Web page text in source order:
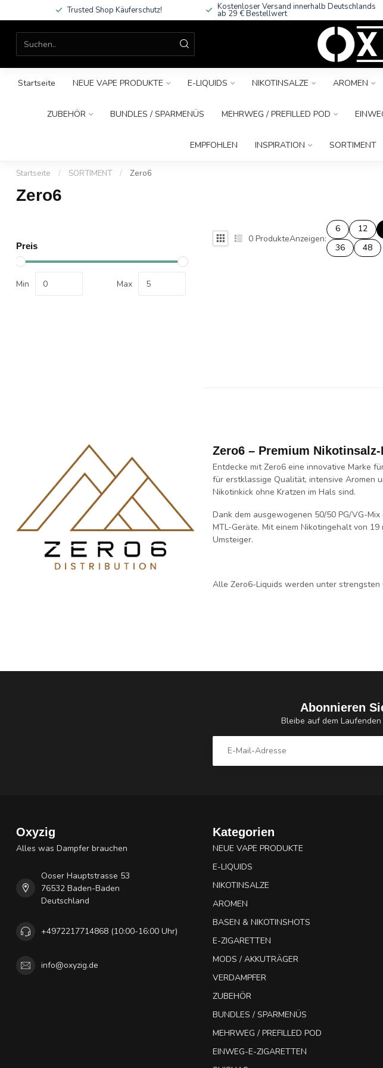
Trusted Shop Käuferschutz! Kostenloser Versand innerhalb Deutschlands
ab 29 € Bestellwert
Startseite NEUE VAPE PRODUKTE E-LIQUIDS NIKOTINSALZE AROMEN
ZUBEHÖR BUNDLES / SPARMENÜS MEHRWEG / PREFILLED POD
EMPFOHLEN INSPIRATION SORTIMENT
Startseite / SORTIMENT / Zero6
Zero6
Preis
Min Max
0 ProdukteAnzeigen:
6 12
36
48
Zero6 – Premium
Entdecke mitZero6 eine innovative Marke
für erstklassige Qualität, intensive Aromen
Nikotinkick ohne Kratzen im Hals sind.
Dank dem ausgewogenen 50/50 PG/VG-Mix
MTL-Geräte. Mit einem Nikotingehalt von 19
Umsteiger.
Alle Zero6-Liquids werden unter
Abonnieren
Bleibe auf dem
Oxyzig
Alles was Dampfer brauchen
Ooser Hauptstrasse 53
76532 Baden-Baden
Deutschland
+4972217714868 (10:00-16:00 Uhr)
info@oxyzig.de
Kategorien
NEUE VAPE PRODUKTE
E-LIQUIDS
NIKOTINSALZE
AROMEN
BASEN & NIKOTINSHOTS
E-ZIGARETTEN
MODS / AKKUTRÄGER
VERDAMPFER
ZUBEHÖR
BUNDLES / SPARMENÜS
MEHRWEG / PREFILLED POD
EINWEG-E-ZIGARETTEN